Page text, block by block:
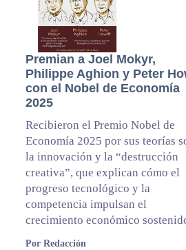
Premian a Joel Mokyr,
Philippe Aghion y Peter
con el Nobel de Economía
2025
Recibieron el Premio Nobel de
Economía 2025 por sus teorías
la innovación y la “destrucción
creativa”, que explican cómo el
progreso tecnológico y la
competencia impulsan el
crecimiento económico
Por Redacción